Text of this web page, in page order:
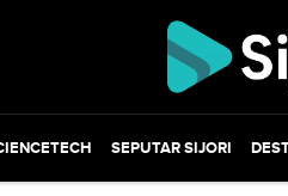
SEPUTAR SIJORI